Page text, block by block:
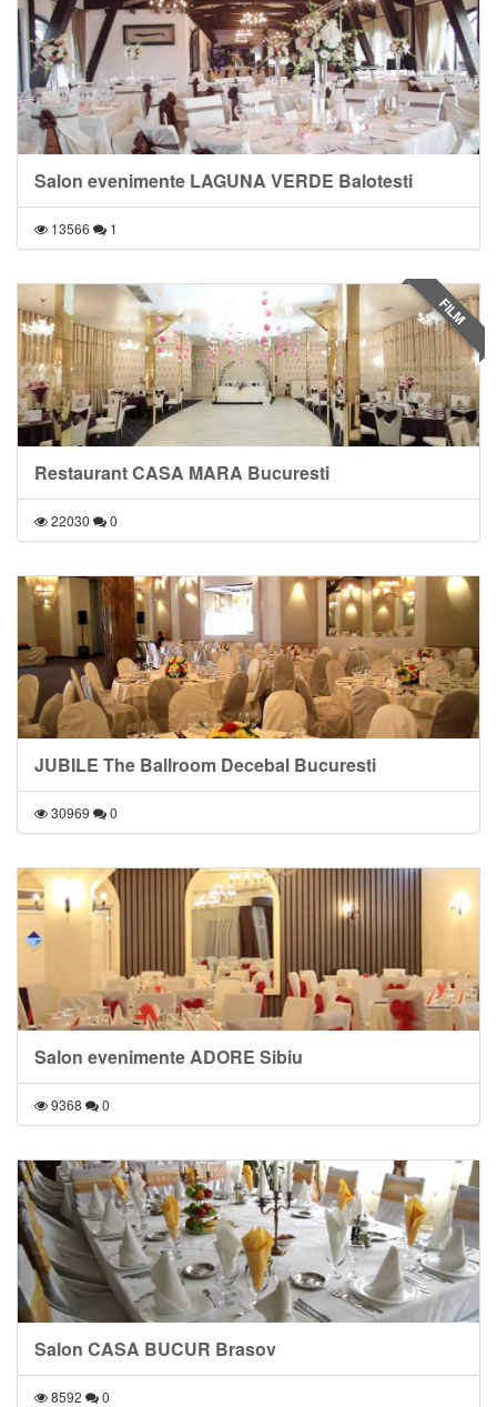
Salon evenimente LAGUNA VERDE Balotesti
13566 1
Restaurant CASA MARA Bucuresti
22030 0
FILM
JUBILE The Ballroom Decebal Bucuresti
30969 0
Salon evenimente ADORE Sibiu
9368 0
Salon CASA BUCUR Brasov
8592 0